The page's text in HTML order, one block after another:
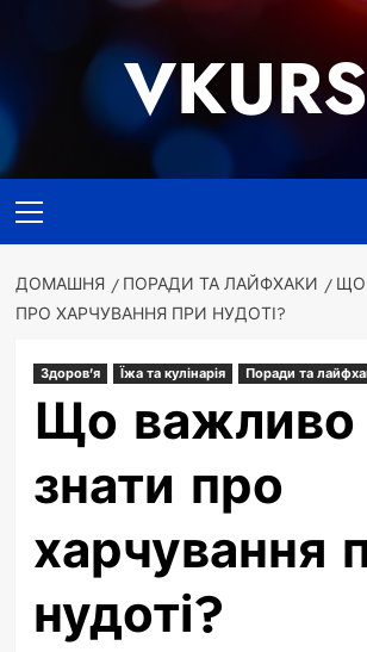
меню
ДОМАШНЯ ПОРАДИ ТА ЛАЙФХАКИ
ЩО
ПРО ХАРЧУВАННЯ ПРИ НУДОТІ?
Здоров'я Їжа та кулінарія Поради та
Що важливо
знати про
харчування
нудоті?